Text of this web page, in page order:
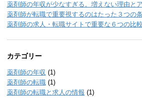
薬剤師の年収が少なすぎる。増えない理由とア
薬剤師が転職で重要視するのはたった３つの
薬剤師の求人・転職サイトで重要な６つの比
カテゴリー
薬剤師の年収 (1)
薬剤師の転職(1)
薬剤師の転職と求人の情報 (1)